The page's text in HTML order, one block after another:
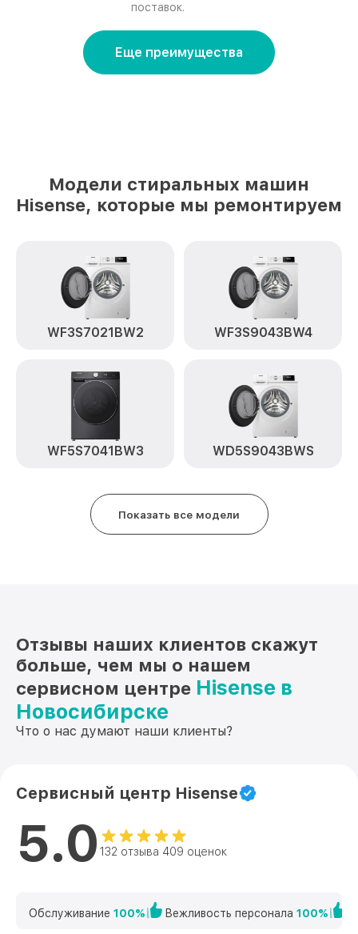
поставок.
Еще преимущества
Модели стиральных машин
Hisense, которые мы ремонтируем
WF3S7021BW2 WF3S9043BW4
WF5S7041BW3 WD5S9043BWS
Показать все модели
Отзывы наших клиентов скажут
больше, чем мы о нашем
сервисном центре Hisense в
Новосибирске
Что о нас думают наши клиенты?
Сервисный центр Hisense
5.0 132 отзыва 409 оценок
Обслуживание 100% Вежливость персонала 100%